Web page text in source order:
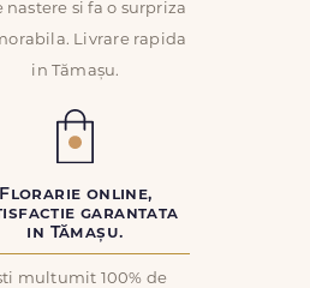
nastere si fa o surpriza
Livrare rapida
in Tămașu.
Florarie online,
garantata
in Tămașu.
multumit 100% de